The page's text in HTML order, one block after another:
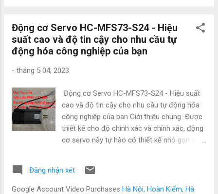
cao: Với mô-men xoắn khởi động cao và
thời gian đáp ứng nhanh, FR-E740-0.75K-
CHT có thể giúp nâng cao năng suất và hiệu
dụng: FR-E740-0.75K-CHT được thiết kế để
thiện với người dùng và các chức năng chẩn
đoán tích hợp. Tên sản phẩm Biến tần FR-
E740-0.75K-CHT Mitsubishi Mã sản phẩm
FR-E740-0.75K Số pha nguồn cấp 3 pha
Công suất 0.75kW Dòng định mức 2.6(2.2)A
200% trong 3s Dòng và...
Động cơ Servo HC-MFS73-S24 - Hiệu
suất cao và độ tin cậy cho nhu cầu tự
động hóa công nghiệp của bạn
- tháng 5 04, 2023
Động cơ Servo HC-MFS73-S24 - Hiệu suất
cao và độ tin cậy cho nhu cầu tự động hóa
công nghiệp của bạn Giới thiệu chung Được
thiết kế cho độ chính xác và chính xác, động
cơ servo này tự hào có thiết kế nhỏ gọn và
gian ngừng hoạt động cũng như chi phí bảo
trì. Với khả năng điều khiển mô-men xoắn và
Đăng nhận xét
Google Account Video Purchases Hà Nội, Hoàn Kiếm, Hà